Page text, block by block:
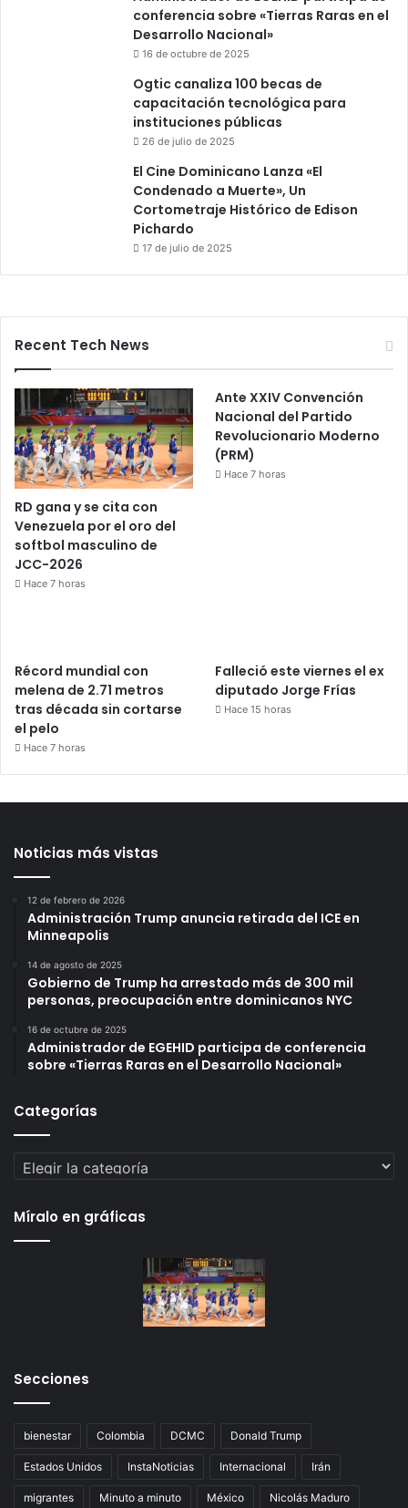
conferencia sobre «Tierras Raras en el
Desarrollo Nacional»
16 de octubre de 2025
Ogtic canaliza 100 becas de
capacitación tecnológica para
instituciones públicas
26 de julio de 2025
El Cine Dominicano Lanza «El
Condenado a Muerte», Un
Cortometraje Histórico de Edison
Pichardo
17 de julio de 2025
Recent Tech News
RD gana y se cita con
Venezuela por el oro del
softbol masculino de
JCC-2026
Hace 7 horas
Ante XXIV Convención
Nacional del Partido
Revolucionario Moderno
(PRM)
Hace 7 horas
Récord mundial con
melena de 2.71 metros
tras década sin cortarse
el pelo
Hace 7 horas
Falleció este viernes el ex
diputado Jorge Frías
Hace 15 horas
Noticias más vistas
12 de febrero de 2026
Administración Trump anuncia retirada del ICE en
Minneapolis
14 de agosto de 2025
Gobierno de Trump ha arrestado más de 300 mil
personas, preocupación entre dominicanos NYC
16 de octubre de 2025
Administrador de EGEHID participa de conferencia
sobre «Tierras Raras en el Desarrollo Nacional»
Categorías
Categorías
Míralo en gráficas
Secciones
bienestar Colombia DCMC Donald Trump
Estados Unidos InstaNoticias Internacional Irán
migrantes Minuto a minuto México Nicolás Maduro